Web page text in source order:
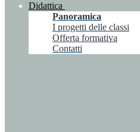
Didattica
Panoramica
I progetti delle classi
Offerta formativa
Contatti